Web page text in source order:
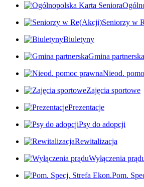
Seniorzy w
Biuletyny
Gmina partnerska
Nieod.
Zajęcia sportowe
Prezentacje
Psy do adopcji
Rewitalizacja
Wyłączenia
Pom.